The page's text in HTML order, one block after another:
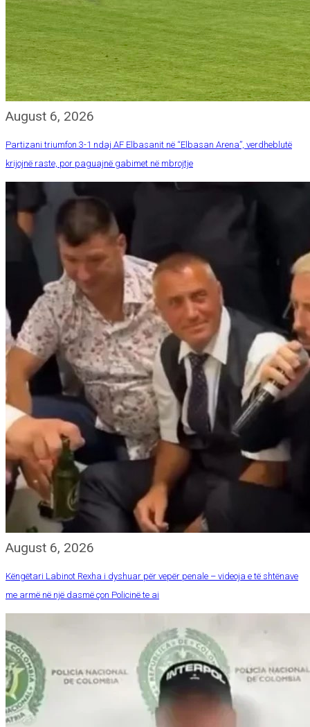
August 6, 2026
Partizani triumfon 3-1 ndaj AF Elbasanit në “Elbasan Arena”, verdheblutë
krijojnë raste, por paguajnë gabimet në mbrojtje
August 6, 2026
Këngëtari Labinot Rexha i dyshuar për vepër penale – videoja e të shtënave
me armë në një dasmë çon Policinë te ai